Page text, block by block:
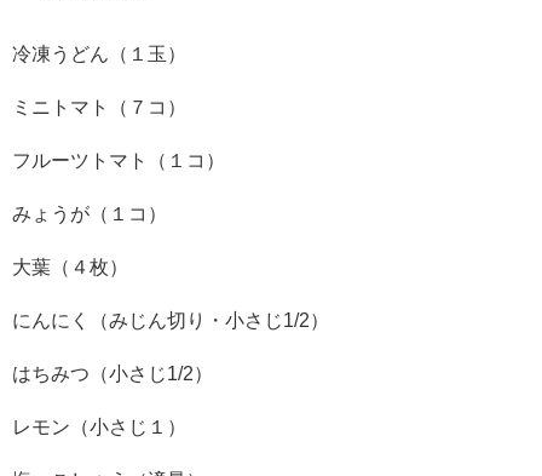
冷凍うどん（１玉）
ミニトマト（７コ）
フルーツトマト（１コ）
みょうが（１コ）
大葉（４枚）
にんにく（みじん切り・小さじ1/2）
はちみつ（小さじ1/2）
レモン（小さじ１）